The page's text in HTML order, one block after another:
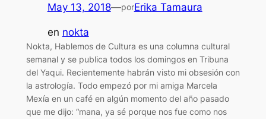
May 13, 2018—porErika Tamaura
en nokta
Nokta, Hablemos de Cultura es una columna cultural
semanal y se publica todos los domingos en Tribuna
del Yaqui. Recientemente habrán visto mi obsesión con
la astrología. Todo empezó por mi amiga Marcela
Mexía en un café en algún momento del año pasado
que me dijo: “mana, ya sé porque nos fue como nos